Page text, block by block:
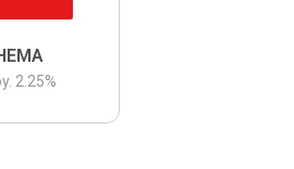
2.25%